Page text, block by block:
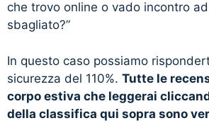
che trovo online o vado incontro
sbagliato?”
In questo caso possiamo
sicurezza del 110%. Tutte le
corpo estiva che leggerai
della classifica qui sopra sono